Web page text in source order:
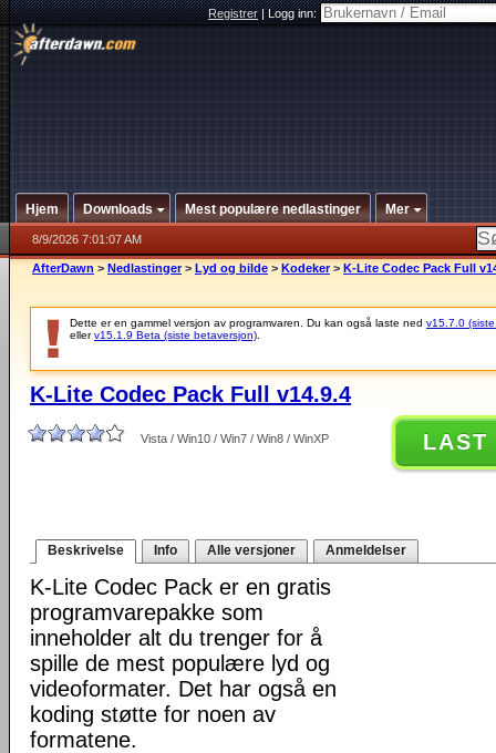
Registrer|Logg inn:
Hjem Downloads Mest populære nedlastinger Mer
8/9/2026 7:01:07 AM
AfterDawn > Nedlastinger > Lyd og bilde > Kodeker > K-Lite Codec Pack Full
Dette er en gammel versjon av programvaren. Du kan også laste ned v15.7.0
ellerv15.1.9 Beta (siste betaversjon)
K-Lite Codec Pack Full v14.9.4
Vista / Win10 / Win7 / Win8 / WinXP LAST
Beskrivelse Info Alle versjoner Anmeldelser
K-Lite Codec Pack er en gratis
programvarepakke som
inneholder alt du trenger for å
spille de mest populære lyd og
videoformater. Det har også en
koding støtte for noen av
formatene.